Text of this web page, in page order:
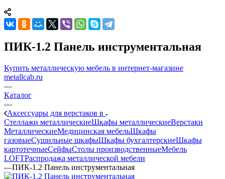
ПИК-1.2 Панель инструментальная
Купить металлическую мебель в интернет-магазине
metallcab.ru
—
Каталог
—
Аксессуары для верстаков в
Стеллажи металлическиеШкафы металлическиеВерстаки
МеталлическиеМедицинская мебельШкафы
газовыеСушильные шкафыШкафы бухгалтерскиеШкафы
картотечныеСейфыСтолы производственныеМебель
LOFTРаспродажа металлической мебели
—ПИК-1.2 Панель инструментальная